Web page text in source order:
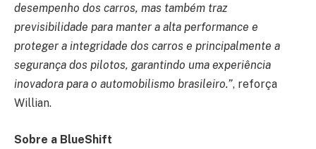
desempenho dos carros, mas também traz
previsibilidade para manter a alta performance e
proteger a integridade dos carros e principalmente a
segurança dos pilotos, garantindo uma experiência
inovadora para o automobilismo brasileiro.”, reforça
Willian.
Sobre a BlueShift